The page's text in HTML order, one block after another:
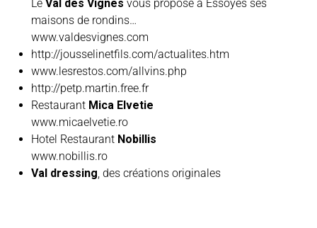
Le Val des Vignes vous propose à Essoyes ses
maisons de rondins…
www.valdesvignes.com
http://jousselinetfils.com/actualites.htm
www.lesrestos.com/allvins.php
http://petp.martin.free.fr
Restaurant Mica Elvetie
www.micaelvetie.ro
Hotel Restaurant Nobillis
www.nobillis.ro
Val dressing, des créations originales